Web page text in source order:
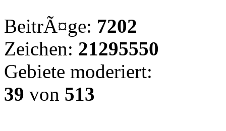
BeitrÃ¤ge: 7202
Zeichen: 21295550
Gebiete moderiert:
39 von 513